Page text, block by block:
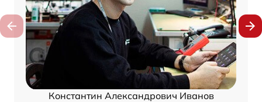
Константин Александрович Иванов